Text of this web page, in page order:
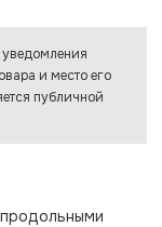
уведомления
и место его
публичной